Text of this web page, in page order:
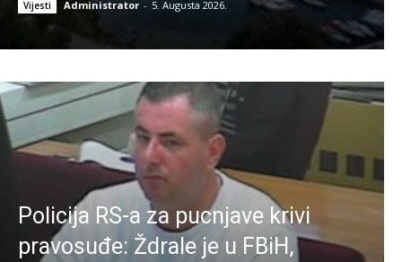
Vijesti Administrator - 5. Augusta 2026.
Policija RS-a za pucnjave krivi
pravosuđe: Ždrale je u FBiH,